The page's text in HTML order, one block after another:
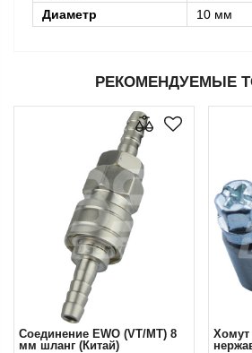
Диаметр
10 мм
РЕКОМЕНДУЕМЫЕ
Соединение EWO (VT/MT) 8
мм шланг (Китай)
Хомут